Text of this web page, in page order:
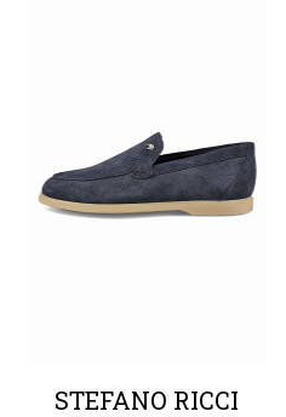
STEFANO RICCI